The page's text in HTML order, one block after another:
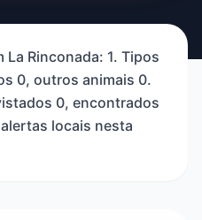
Rinconada: 1. Tipos
0, outros animais 0.
0, encontrados
locais nesta